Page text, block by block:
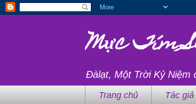
Mực Tím
Đàlạt, Một Trời Kỷ Niệm
Trang chủ Tác giả